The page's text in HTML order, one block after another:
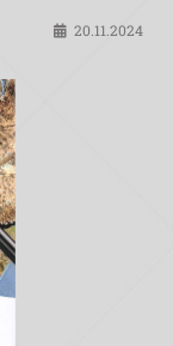
20.11.2024